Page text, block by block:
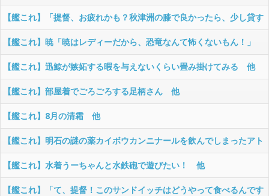
【艦これ】「提督、お疲れかも？秋津洲の膝で良かったら、少し貸す
かも！」 他
【艦これ】暁「暁はレディーだから、恐竜なんて怖くないもん！」
提督「ほほう・・・」【SS】
【艦これ】迅鯨が嫉妬する暇を与えないくらい畳み掛けてみる 他
【艦これ】部屋着でごろごろする足柄さん 他
【艦これ】8月の清霜 他
【艦これ】明石の謎の薬カイボウカンニナールを飲んでしまったアト
ランタ 他
【艦これ】水着うーちゃんと水鉄砲で遊びたい！ 他
【艦これ】「て、提督！このサンドイッチはどうやって食べるんです